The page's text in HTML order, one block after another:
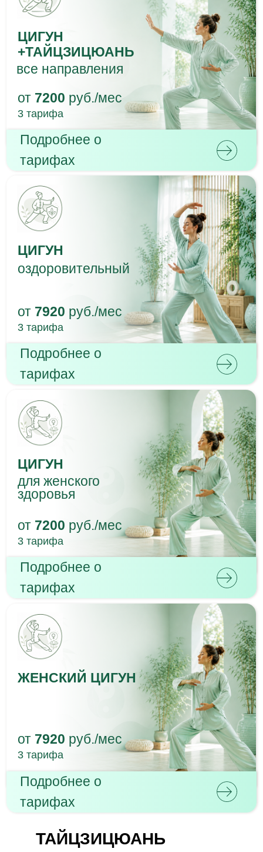
НЭЙГУН
И ТАЙЦЗИЦЮАНЬ
6480руб./мес
7200
3 тарифа
Подробнее о
тарифах
ЖЕНСКИЙ ЦИГУН
от7920руб./мес
тарифах
ЦИГУН
от7200руб./мес
3 тарифа
для женского
здоровья
Подробнее о
тарифах
ЦИГУН
от7920руб./мес
ТАЙЦЗИЦЮАНЬ